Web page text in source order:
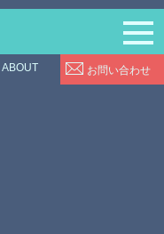
お問い合わせ
ABOUT